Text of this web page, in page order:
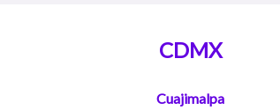
CDMX
Cuajimalpa